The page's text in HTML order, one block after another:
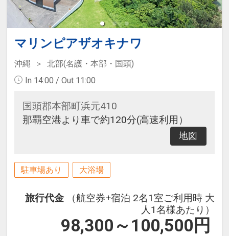
マリンピアザオキナワ
沖縄
北部(名護・本部・国頭)
In 14:00 / Out 11:00
国頭郡本部町浜元410
那覇空港より車で約120分(高速利用）
地図
駐車場あり 大浴場
旅行代金
（航空券+宿泊 2名1室ご利用時 大
人1名様あたり）
98,300～100,500 円